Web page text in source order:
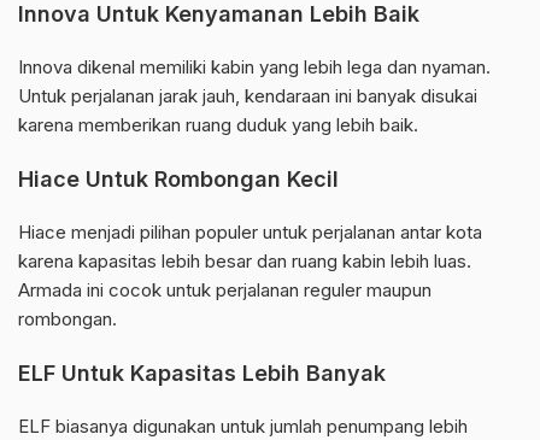
Innova Untuk Kenyamanan Lebih Baik
Innova dikenal memiliki kabin yang lebih lega dan nyaman.
Untuk perjalanan jarak jauh, kendaraan ini banyak disukai
karena memberikan ruang duduk yang lebih baik.
Hiace Untuk Rombongan Kecil
Hiace menjadi pilihan populer untuk perjalanan antar kota
karena kapasitas lebih besar dan ruang kabin lebih luas.
Armada ini cocok untuk perjalanan reguler maupun
rombongan.
ELF Untuk Kapasitas Lebih Banyak
ELF biasanya digunakan untuk jumlah penumpang lebih